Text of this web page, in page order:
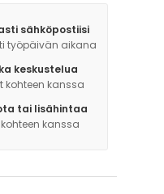
sähköpostiisi
työpäivän aikana
keskustelua
kohteen kanssa
tai lisähintaa
kanssa